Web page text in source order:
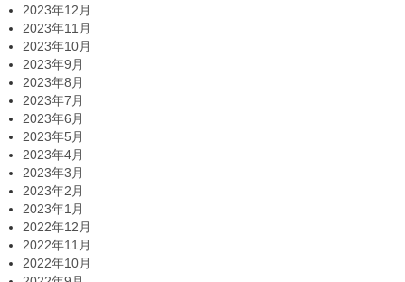
2023年12月
2023年11月
2023年10月
2023年9月
2023年8月
2023年7月
2023年6月
2023年5月
2023年4月
2023年3月
2023年2月
2023年1月
2022年12月
2022年11月
2022年10月